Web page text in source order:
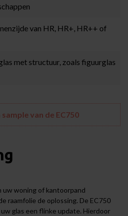
van HR, HR+, HR++ of
met structuur, zoals figuurglas
van de EC750
uw woning of kantoorpand
raamfolie de oplossing. De EC750
glas een flinke update. Hierdoor